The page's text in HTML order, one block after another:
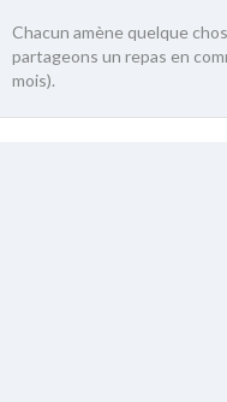
Nous contacter
Chacun amène quelque
partageons un repas en
mois).